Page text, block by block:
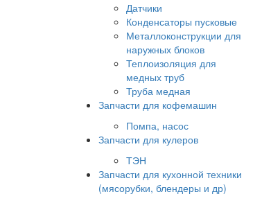
Датчики
Конденсаторы пусковые
Металлоконструкции для
наружных блоков
Теплоизоляция для
медных труб
Труба медная
Запчасти для кофемашин
Помпа, насос
Запчасти для кулеров
ТЭН
Запчасти для кухонной техники
(мясорубки, блендеры и др)